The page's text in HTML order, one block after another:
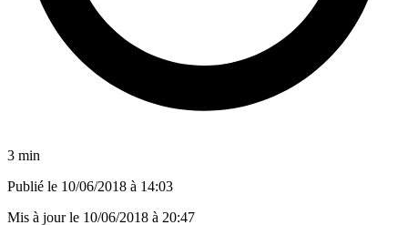
3 min
Publié le 10/06/2018 à 14:03
Mis à jour le 10/06/2018 à 20:47